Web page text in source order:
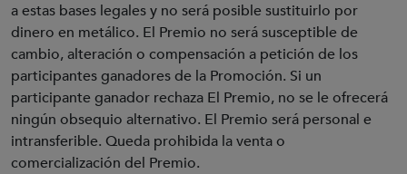
a estas bases legales y no será posible sustituirlo por
dinero en metálico. El Premio no será susceptible de
cambio, alteración o compensación a petición de los
participantes ganadores de la Promoción. Si un
participante ganador rechaza El Premio, no se le ofrecerá
ningún obsequio alternativo. El Premio será personal e
intransferible. Queda prohibida la venta o
comercialización del Premio.